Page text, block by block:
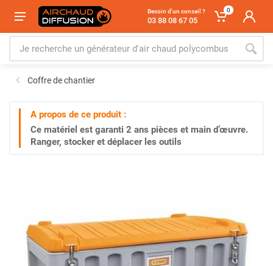
Besoin d'un conseil ?
03 88 08 67 05
0
Coffre de chantier
A propos de ce produit :
Ce matériel est garanti 2 ans pièces et main d’œuvre.
Ranger, stocker et déplacer les outils